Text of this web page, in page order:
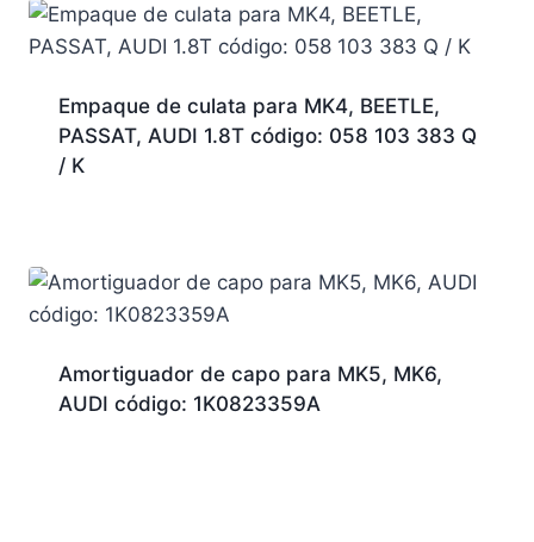
Empaque de culata para MK4, BEETLE,
PASSAT, AUDI 1.8T código: 058 103 383 Q
/ K
Amortiguador de capo para MK5, MK6,
AUDI código: 1K0823359A